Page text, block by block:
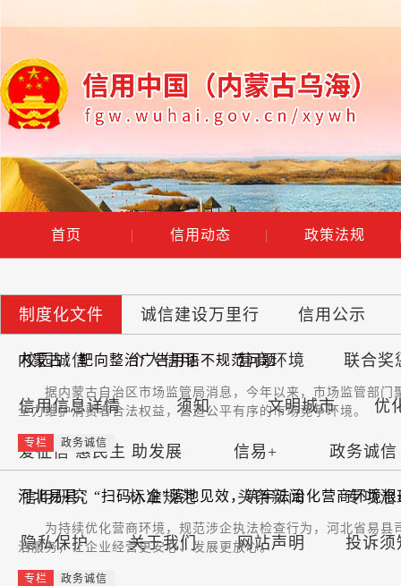
首页 | 信用动态 | 政策法规
制度化文件 诚信建设万里行 信用公示
校园诚信 个人信用 营商环境 联合奖
信用信息详情 须知 文明城市 优
爱征信 惠民生 助发展 信易+ 政务诚信
信用研究 标准规范 头条新闻 专项治
隐私保护 关于我们 网站声明 投诉须
内蒙古：靶向整治广告用语不规范问题
据内蒙古自治区市场监管局消息，今年以来，市场监管部门
全力维护消费者合法权益，营造公平有序的市场竞争环境。
专栏 政务诚信
河北易县：“扫码入企”落地见效，筑牢法治化营商环境根
为持续优化营商环境，规范涉企执法检查行为，河北省易县
治服务，让企业经营更安心、发展更放心。
专栏 政务诚信